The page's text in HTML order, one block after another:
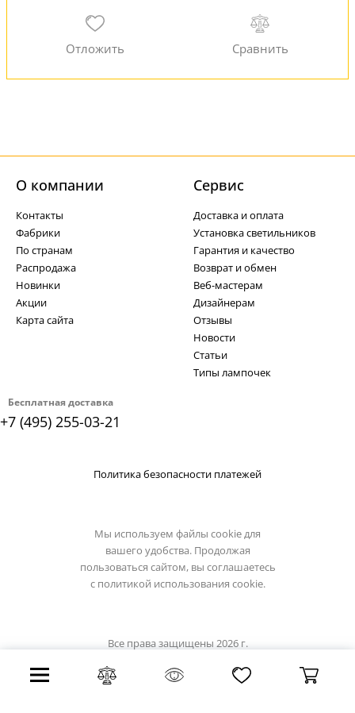
Бесплатная доставка
+7 (495) 255-03-21
О компании
Контакты
Фабрики
По странам
Распродажа
Новинки
Акции
Карта сайта
Cервис
Доставка и оплата
Установка светильников
Гарантия и качество
Возврат и обмен
Веб-мастерам
Дизайнерам
Отзывы
Новости
Статьи
Типы лампочек
Политика безопасности платежей
Мы используем файлы cookie для
вашего удобства. Продолжая
пользоваться сайтом, вы соглашаетесь
с политикой использования cookie.
Все права защищены 2026 г.